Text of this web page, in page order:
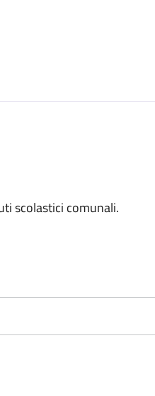
scolastici comunali.